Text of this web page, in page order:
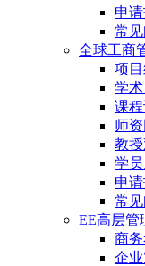
申
常
全球工商
项
学
课
师
教
学
申
常
EE高层管
商
企